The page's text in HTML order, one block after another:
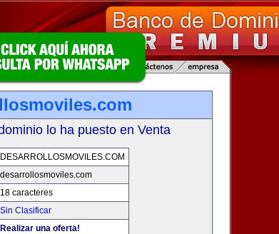
lo ha puesto en Venta
DESARROLLOSMOVILES.COM
desarrollosmoviles.com
18 caracteres
Sin Clasificar
Realizar una oferta!